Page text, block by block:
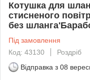
Котушка для
стисненого
без
Під замовлення
Код: 43130
Роздріб
Відправка з 08